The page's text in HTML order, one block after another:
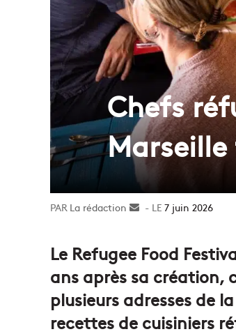
Chefs
Marseille
La rédaction
Envoyer7 juin 2026
Le Refugee Food
ans après sa création,
plusieurs adresses de
recettes de cuisiniers